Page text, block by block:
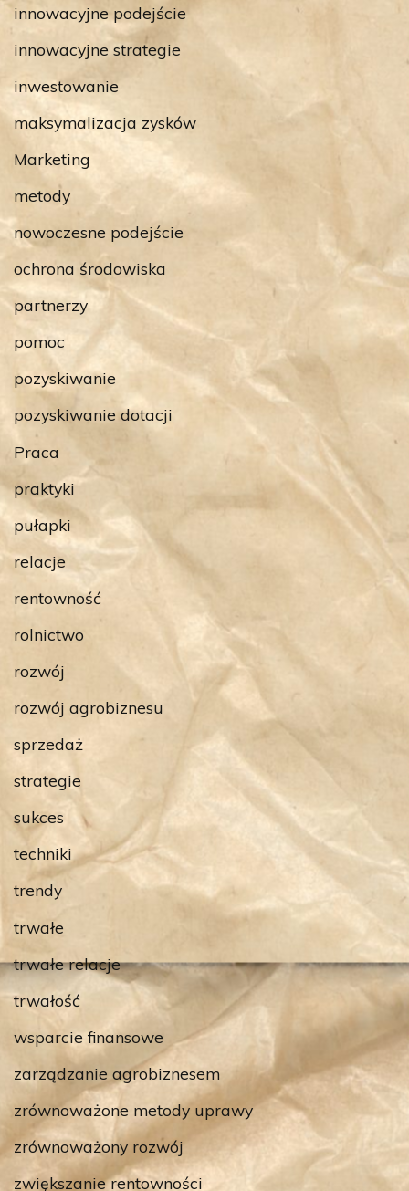
innowacyjne podejście
innowacyjne strategie
inwestowanie
maksymalizacja zysków
Marketing
metody
nowoczesne podejście
ochrona środowiska
partnerzy
pomoc
pozyskiwanie
pozyskiwanie dotacji
Praca
praktyki
pułapki
relacje
rentowność
rolnictwo
rozwój
rozwój agrobiznesu
sprzedaż
strategie
sukces
techniki
trendy
trwałe
trwałe relacje
trwałość
wsparcie finansowe
zarządzanie agrobiznesem
zrównoważone metody uprawy
zrównoważony rozwój
zwiększanie rentowności